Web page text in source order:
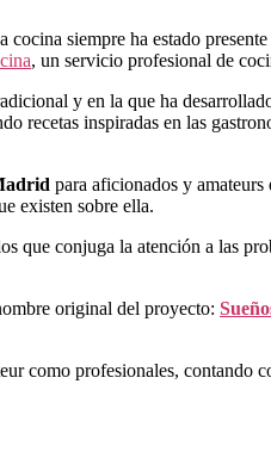
siempre ha estado
, un servicio profesional de
y en la que ha
recetas inspiradas en las
para aficionados y
existen sobre ella.
que conjuga la atención a las
original del proyecto:
como profesionales, contando